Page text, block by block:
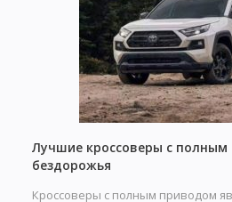
Лучшие кроссоверы с
бездорожья
Кроссоверы с полным приводом